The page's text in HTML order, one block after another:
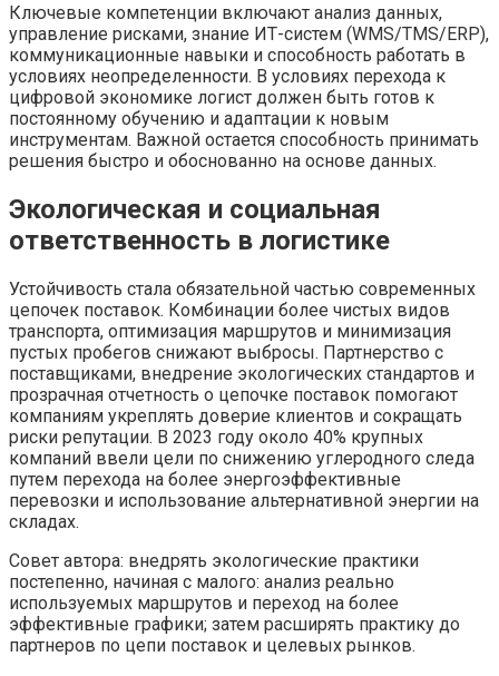
Ключевые компетенции включают анализ данных,
управление рисками, знание ИТ-систем (WMS/TMS/ERP),
коммуникационные навыки и способность работать в
условиях неопределенности. В условиях перехода к
цифровой экономике логист должен быть готов к
постоянному обучению и адаптации к новым
инструментам. Важной остается способность принимать
решения быстро и обоснованно на основе данных.
Экологическая и социальная
ответственность в логистике
Устойчивость стала обязательной частью современных
цепочек поставок. Комбинации более чистых видов
транспорта, оптимизация маршрутов и минимизация
пустых пробегов снижают выбросы. Партнерство с
поставщиками, внедрение экологических стандартов и
прозрачная отчетность о цепочке поставок помогают
компаниям укреплять доверие клиентов и сокращать
риски репутации. В 2023 году около 40% крупных
компаний ввели цели по снижению углеродного следа
путем перехода на более энергоэффективные
перевозки и использование альтернативной энергии на
складах.
Совет автора: внедрять экологические практики
постепенно, начиная с малого: анализ реально
используемых маршрутов и переход на более
эффективные графики; затем расширять практику до
партнеров по цепи поставок и целевых рынков.